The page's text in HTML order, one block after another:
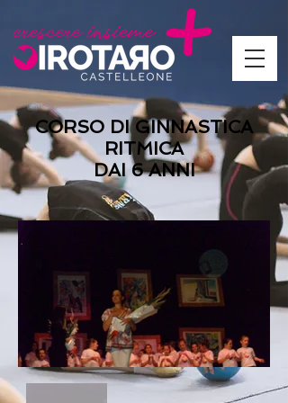
CORSO DIGINNASTICA
RITMICA
DAI 6 ANNI